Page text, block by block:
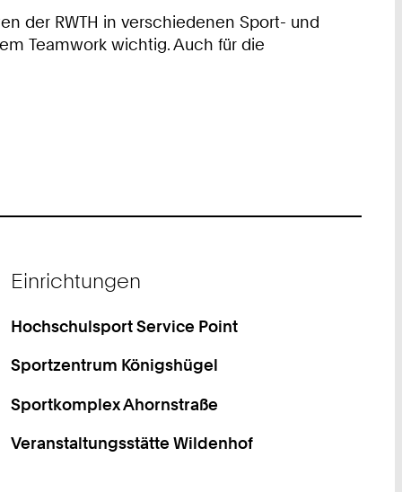
der RWTH in verschiedenen Sport- und
Teamwork wichtig. Auch für die
Einrichtungen
Hochschulsport Service Point
Sportzentrum Königshügel
Sportkomplex Ahornstraße
Veranstaltungsstätte Wildenhof